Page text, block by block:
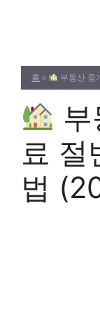
content
홈 » 부동산 중
료 절
법